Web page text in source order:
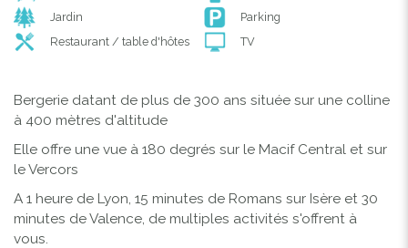
Jardin
Parking
Restaurant / table d'hôtes
TV
Bergerie datant de plus de 300 ans située sur une colline
à 400 mètres d'altitude
Elle offre une vue à 180 degrés sur le Macif Central et sur
le Vercors
A 1 heure de Lyon, 15 minutes de Romans sur Isère et 30
minutes de Valence, de multiples activités s'offrent à
vous.